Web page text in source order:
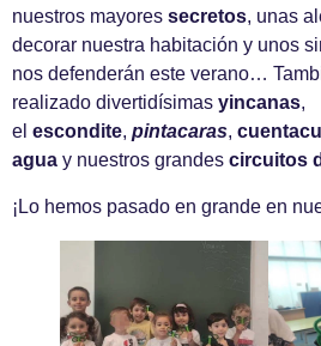
nuestros mayores secretos, unas
decorar nuestra habitación y unos
nos defenderán este verano…
realizado divertidísimas yincanas,
el escondite, pintacaras,
agua y nuestros grandes circuitos
¡Lo hemos pasado en grande en